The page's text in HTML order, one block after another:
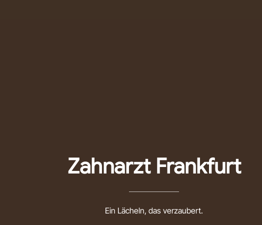
Zahnarzt Frankfurt
Ein Lächeln, das verzaubert.